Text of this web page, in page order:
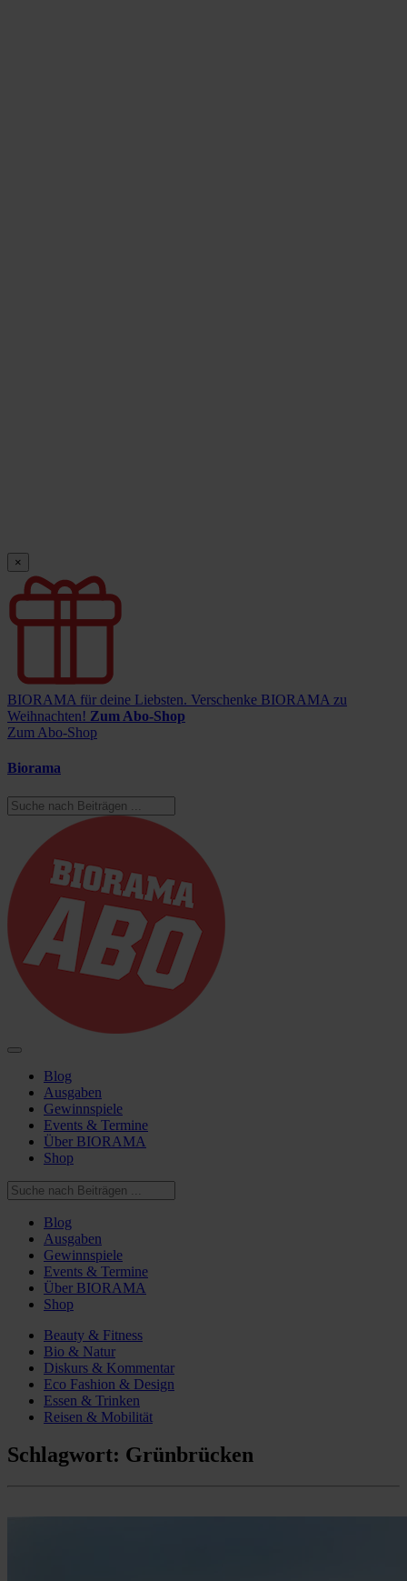
×
BIORAMA für deine Liebsten. Verschenke BIORAMA zu
Weihnachten! Zum Abo-Shop
Zum Abo-Shop
Biorama
Blog
Ausgaben
Gewinnspiele
Events & Termine
Über BIORAMA
Shop
Blog
Ausgaben
Gewinnspiele
Events & Termine
Über BIORAMA
Shop
Beauty & Fitness
Bio & Natur
Diskurs & Kommentar
Eco Fashion & Design
Essen & Trinken
Reisen & Mobilität
Schlagwort: Grünbrücken